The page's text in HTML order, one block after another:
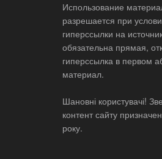
Использование
разрешается при
гиперссылки на
обязательна прямая,
гиперссылка в первом
материал.
Шановні користувачі!
контент сайту
року.